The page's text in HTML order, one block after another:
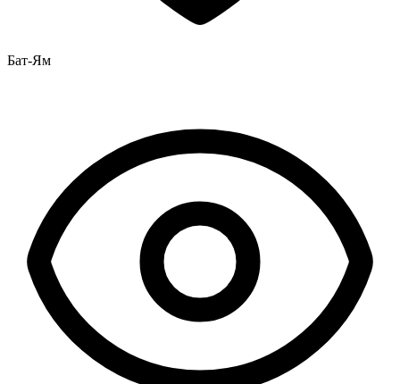
Бат-Ям